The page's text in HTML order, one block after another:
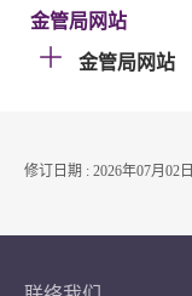
金管局网站
金管局网站
修订日期 : 2026年07月02日